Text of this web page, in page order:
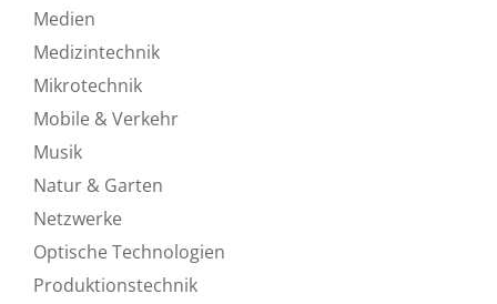
Medien
Medizintechnik
Mikrotechnik
Mobile & Verkehr
Musik
Natur & Garten
Netzwerke
Optische Technologien
Produktionstechnik